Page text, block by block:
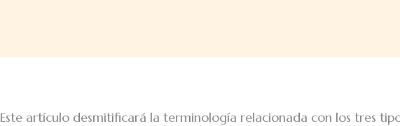
Este artículo desmitificará la terminología relacionada con los tres